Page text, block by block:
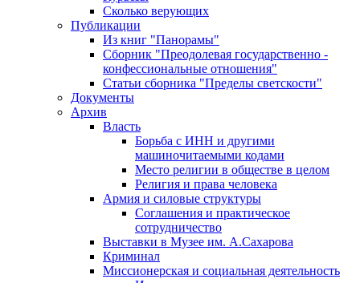
Сколько верующих
Публикации
Из книг "Панорамы"
Сборник "Преодолевая государственно -
конфессиональные отношения"
Статьи сборника "Пределы светскости"
Документы
Архив
Власть
Борьба с ИНН и другими
машиночитаемыми кодами
Место религии в обществе в целом
Религия и права человека
Армия и силовые структуры
Соглашения и практическое
сотрудничество
Выставки в Музее им. А.Сахарова
Криминал
Миссионерская и социальная деятельность